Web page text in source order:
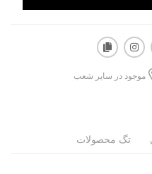
موجود در سایر شعب
تگ محصولات